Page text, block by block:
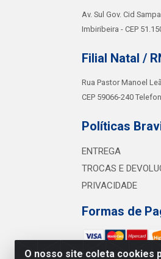
O nosso site coleta cookies
Av. Sul Gov. Cid
Imbiribeira - CEP
Filial Natal /
Rua Pastor Manoel
CEP 59066-240
Políticas
ENTREGA
TROCAS E
PRIVACIDADE
Formas de